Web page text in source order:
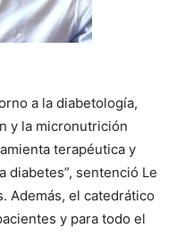
a la diabetología,
y la micronutrición
terapéutica y
diabetes”, sentenció Le
Además, el catedrático
y para todo el